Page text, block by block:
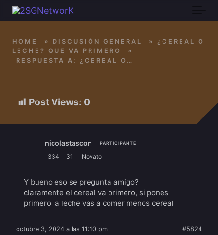
Skip to main content
Post Views: 0
HOME » DISCUSIÓN GENERAL »
¿CEREAL O
LECHE? QUE VA PRIMERO
»
RESPUESTA A: ¿CEREAL O LECHE? QUE VA PRIMERO
nicolastascon PARTICIPANTE
334 31 Novato
Y bueno eso se pregunta amigo?
claramente el cereal va primero, si pones
primero la leche vas a comer menos cereal
octubre 3, 2024 a las 11:10 pm #5824